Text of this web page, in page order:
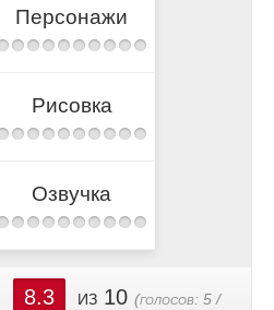
Персонажи
Рисовка
Озвучка
8.3 из 10 (голосов: 5/